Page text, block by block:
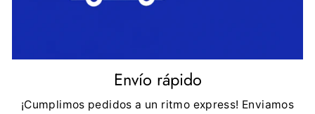
Envío rápido
¡Cumplimos pedidos a un ritmo express! Enviamos